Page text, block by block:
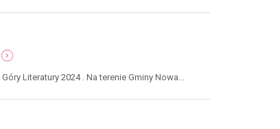
atv
polskiej
atv
festiwal
Literatury 2024 . Na terenie Gminy Nowa...